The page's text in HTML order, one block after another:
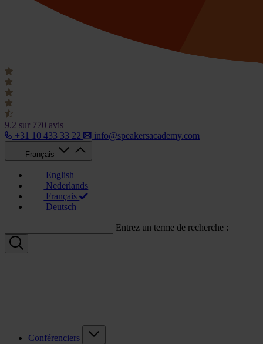
9.2 sur 770 avis
+31 10 433 33 22
info@speakersacademy.com
Français
English
Nederlands
Français
Deutsch
Entrez un terme de recherche :
Conférenciers